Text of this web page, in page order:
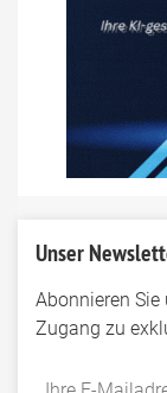
Unser
Abonnieren
Zugang zu
Do
*Ihre